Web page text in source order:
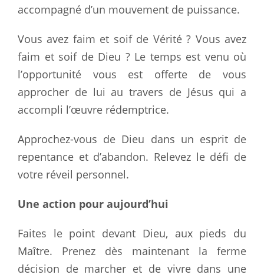
accompagné d’un mouvement de puissance.
Vous avez faim et soif de Vérité ? Vous avez
faim et soif de Dieu ? Le temps est venu où
l’opportunité vous est offerte de vous
approcher de lui au travers de Jésus qui a
accompli l’œuvre rédemptrice.
Approchez-vous de Dieu dans un esprit de
repentance et d’abandon. Relevez le défi de
votre réveil personnel.
Une action pour aujourd’hui
Faites le point devant Dieu, aux pieds du
Maître. Prenez dès maintenant la ferme
décision de marcher et de vivre dans une